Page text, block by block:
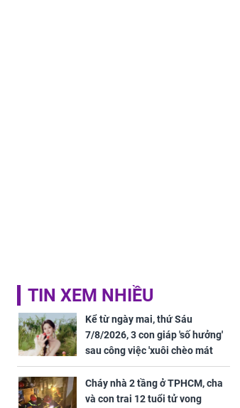
TIN XEM NHIỀU
Kể từ ngày mai, thứ Sáu
7/8/2026, 3 con giáp 'số hưởng'
sau công việc 'xuôi chèo mát
mái', tiền tài 'thu về như nước',
tình duyên viên mãn
Cháy nhà 2 tầng ở TPHCM, cha
và con trai 12 tuổi tử vong